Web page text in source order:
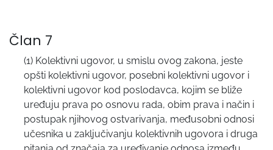
Član 7
(1) Kolektivni ugovor, u smislu ovog zakona, jeste
opšti kolektivni ugovor, posebni kolektivni ugovor i
kolektivni ugovor kod poslodavca, kojim se bliže
uređuju prava po osnovu rada, obim prava i način i
postupak njihovog ostvarivanja, međusobni odnosi
učesnika u zaključivanju kolektivnih ugovora i druga